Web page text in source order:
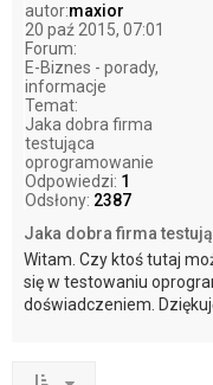
autor:maxior
20 paź 2015, 07:01
Forum:
E-Biznes - porady,
informacje
Temat:
Jaka dobra firma
testująca
oprogramowanie
Odpowiedzi: 1
Odsłony: 2387
Jaka dobra firma
Witam. Czy ktoś tutaj
się w testowaniu
doświadczeniem.